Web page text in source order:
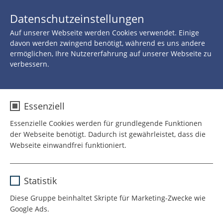
Datenschutzeinstellungen
Auf unserer Webseite werden Cookies verwendet. Einige
davon werden zwingend benötigt, während es uns andere
ermöglichen, Ihre Nutzererfahrung auf unserer Webseite zu
verbessern.
Essenziell
Essenzielle Cookies werden für grundlegende Funktionen
der Webseite benötigt. Dadurch ist gewährleistet, dass die
Webseite einwandfrei funktioniert.
Laufzeit
Statistik
Diese Gruppe beinhaltet Skripte für Marketing-Zwecke wie
Google Ads.